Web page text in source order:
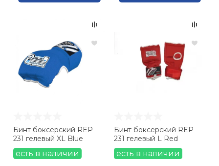
Бинт боксерский REP-
231 гелевый XL Blue
есть в наличии
Бинт боксерский REP-
231 гелевый L Red
есть в наличии